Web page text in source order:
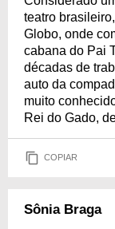
teatro
Globo, onde
cabana do Pai
décadas de
auto da
muito
Rei do Gado,
COPIAR
Sônia Braga